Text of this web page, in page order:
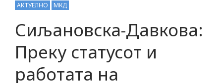
АКТУЕЛНО МКД
Сиљановска-Давкова:
Преку статусот и
работата на